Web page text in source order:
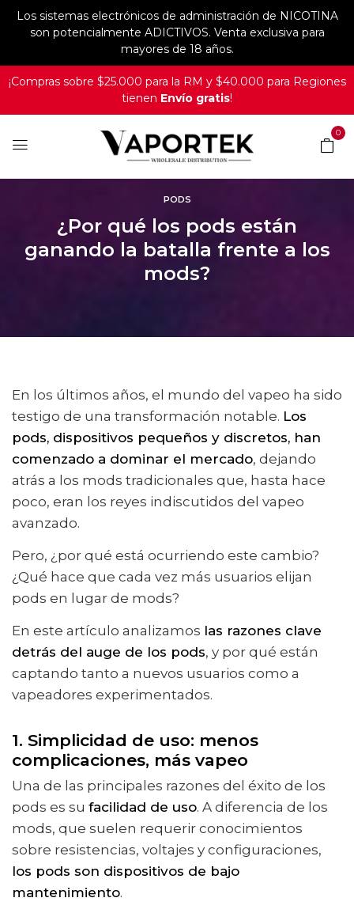
Los sistemas electrónicos de administración de NICOTINA
son potencialmente ADICTIVOS. Venta exclusiva para
mayores de 18 años.
¡Compras sobre $25.000 para la RM y $40.000 para Regiones
tienen Envío gratis!
0
PODS
¿Por qué los pods están
ganando la batalla frente a los
mods?
En los últimos años, el mundo del vapeo ha sido
testigo de una transformación notable. Los
pods, dispositivos pequeños y discretos, han
comenzado a dominar el mercado, dejando
atrás a los mods tradicionales que, hasta hace
poco, eran los reyes indiscutidos del vapeo
avanzado.
Pero, ¿por qué está ocurriendo este cambio?
¿Qué hace que cada vez más usuarios elijan
pods en lugar de mods?
En este artículo analizamos las razones clave
detrás del auge de los pods, y por qué están
captando tanto a nuevos usuarios como a
vapeadores experimentados.
1. Simplicidad de uso: menos
complicaciones, más vapeo
Una de las principales razones del éxito de los
pods es su facilidad de uso. A diferencia de los
mods, que suelen requerir conocimientos
sobre resistencias, voltajes y configuraciones,
los pods son dispositivos de bajo
mantenimiento.